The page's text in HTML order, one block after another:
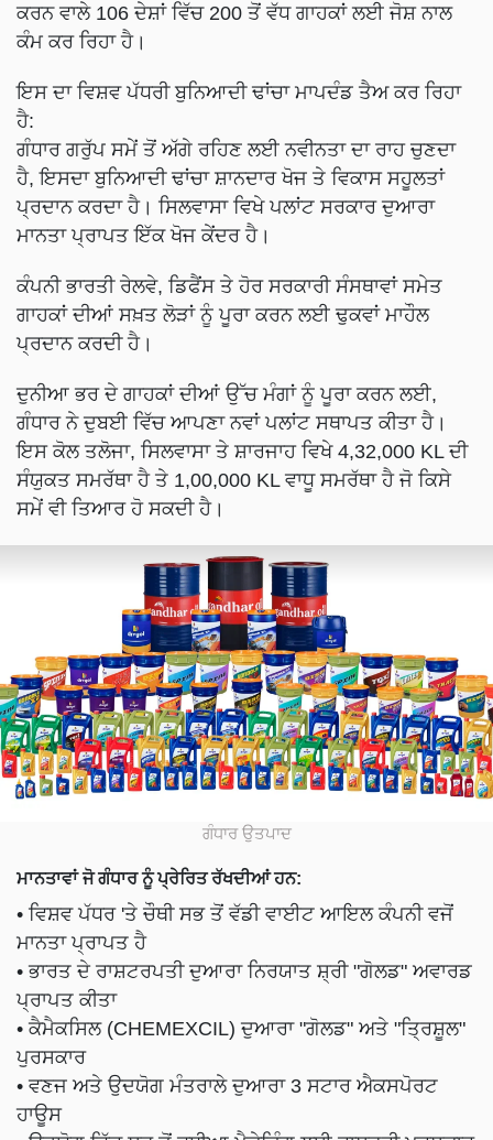
ਕਰਨ ਵਾਲੇ 106 ਦੇਸ਼ਾਂ ਵਿੱਚ 200 ਤੋਂ ਵੱਧ ਗਾਹਕਾਂ ਲਈ ਜੋਸ਼ ਨਾਲ
ਕੰਮ ਕਰ ਰਿਹਾ ਹੈ।
ਇਸ ਦਾ ਵਿਸ਼ਵ ਪੱਧਰੀ ਬੁਨਿਆਦੀ ਢਾਂਚਾ ਮਾਪਦੰਡ ਤੈਅ ਕਰ ਰਿਹਾ
ਹੈ:
ਗੰਧਾਰ ਗਰੁੱਪ ਸਮੇਂ ਤੋਂ ਅੱਗੇ ਰਹਿਣ ਲਈ ਨਵੀਨਤਾ ਦਾ ਰਾਹ ਚੁਣਦਾ
ਹੈ, ਇਸਦਾ ਬੁਨਿਆਦੀ ਢਾਂਚਾ ਸ਼ਾਨਦਾਰ ਖੋਜ ਤੇ ਵਿਕਾਸ ਸਹੂਲਤਾਂ
ਪ੍ਰਦਾਨ ਕਰਦਾ ਹੈ। ਸਿਲਵਾਸਾ ਵਿਖੇ ਪਲਾਂਟ ਸਰਕਾਰ ਦੁਆਰਾ
ਮਾਨਤਾ ਪ੍ਰਾਪਤ ਇੱਕ ਖੋਜ ਕੇਂਦਰ ਹੈ।
ਕੰਪਨੀ ਭਾਰਤੀ ਰੇਲਵੇ, ਡਿਫੈਂਸ ਤੇ ਹੋਰ ਸਰਕਾਰੀ ਸੰਸਥਾਵਾਂ ਸਮੇਤ
ਗਾਹਕਾਂ ਦੀਆਂ ਸਖ਼ਤ ਲੋੜਾਂ ਨੂੰ ਪੂਰਾ ਕਰਨ ਲਈ ਢੁਕਵਾਂ ਮਾਹੌਲ
ਪ੍ਰਦਾਨ ਕਰਦੀ ਹੈ।
ਦੁਨੀਆ ਭਰ ਦੇ ਗਾਹਕਾਂ ਦੀਆਂ ਉੱਚ ਮੰਗਾਂ ਨੂੰ ਪੂਰਾ ਕਰਨ ਲਈ,
ਗੰਧਾਰ ਨੇ ਦੁਬਈ ਵਿੱਚ ਆਪਣਾ ਨਵਾਂ ਪਲਾਂਟ ਸਥਾਪਤ ਕੀਤਾ ਹੈ।
ਇਸ ਕੋਲ ਤਲੋਜਾ, ਸਿਲਵਾਸਾ ਤੇ ਸ਼ਾਰਜਾਹ ਵਿਖੇ 4,32,000 KL ਦੀ
ਸੰਯੁਕਤ ਸਮਰੱਥਾ ਹੈ ਤੇ 1,00,000 KL ਵਾਧੂ ਸਮਰੱਥਾ ਹੈ ਜੋ ਕਿਸੇ
ਸਮੇਂ ਵੀ ਤਿਆਰ ਹੋ ਸਕਦੀ ਹੈ।
ਗੰਧਾਰ ਉਤਪਾਦ
ਮਾਨਤਾਵਾਂ ਜੋ ਗੰਧਾਰ ਨੂੰ ਪ੍ਰੇਰਿਤ ਰੱਖਦੀਆਂ ਹਨ:
• ਵਿਸ਼ਵ ਪੱਧਰ 'ਤੇ ਚੌਥੀ ਸਭ ਤੋਂ ਵੱਡੀ ਵਾਈਟ ਆਇਲ ਕੰਪਨੀ ਵਜੋਂ
ਮਾਨਤਾ ਪ੍ਰਾਪਤ ਹੈ
• ਭਾਰਤ ਦੇ ਰਾਸ਼ਟਰਪਤੀ ਦੁਆਰਾ ਨਿਰਯਾਤ ਸ਼੍ਰੀ "ਗੋਲਡ" ਅਵਾਰਡ
ਪ੍ਰਾਪਤ ਕੀਤਾ
• ਕੈਮੈਕਸਿਲ (CHEMEXCIL) ਦੁਆਰਾ "ਗੋਲਡ" ਅਤੇ "ਤ੍ਰਿਸ਼ੂਲ"
ਪੁਰਸਕਾਰ
• ਵਣਜ ਅਤੇ ਉਦਯੋਗ ਮੰਤਰਾਲੇ ਦੁਆਰਾ 3 ਸਟਾਰ ਐਕਸਪੋਰਟ
ਹਾਊਸ